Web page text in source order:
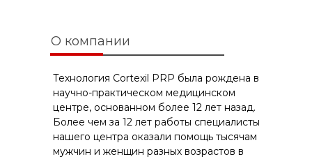
О компании
Технология Cortexil PRP была рождена в
научно-практическом медицинском
центре, основанном более 12 лет назад.
Более чем за 12 лет работы специалисты
нашего центра оказали помощь тысячам
мужчин и женщин разных возрастов в